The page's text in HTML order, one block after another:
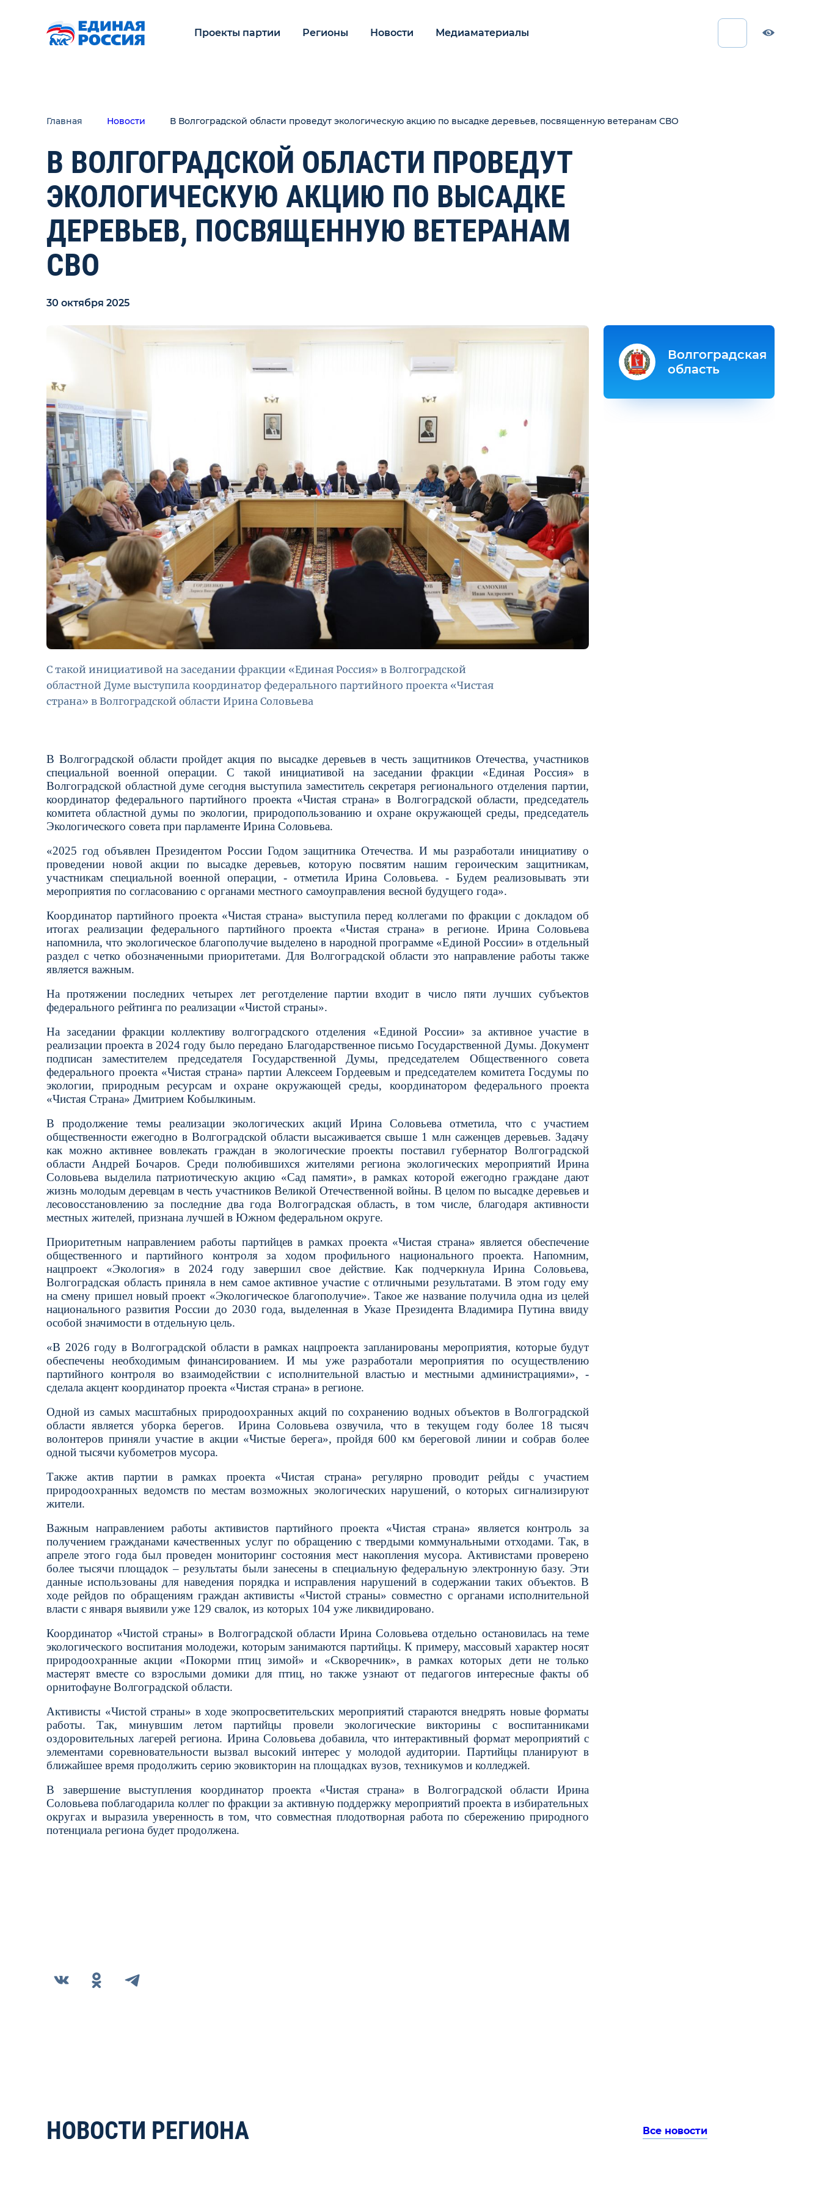
Проекты партии Регионы Новости Медиаматериалы
Главная Новости В Волгоградской области проведут экологическую акцию по высадке деревьев, посвященную ветеранам СВО
В ВОЛГОГРАДСКОЙ ОБЛАСТИ ПРОВЕДУТ
ЭКОЛОГИЧЕСКУЮ АКЦИЮ ПО ВЫСАДКЕ
ДЕРЕВЬЕВ, ПОСВЯЩЕННУЮ ВЕТЕРАНАМ
СВО
30 октября 2025
С такой инициативой на заседании фракции «Единая Россия» в Волгоградской
областной Думе выступила координатор федерального партийного проекта «Чистая
страна» в Волгоградской области Ирина Соловьева
В Волгоградской области пройдет акция по высадке деревьев в честь защитников Отечества, участников
специальной военной операции. С такой инициативой на заседании фракции «Единая Россия» в
Волгоградской областной думе сегодня выступила заместитель секретаря регионального отделения партии,
координатор федерального партийного проекта «Чистая страна» в Волгоградской области, председатель
комитета областной думы по экологии, природопользованию и охране окружающей среды, председатель
Экологического совета при парламенте Ирина Соловьева.
«2025 год объявлен Президентом России Годом защитника Отечества. И мы разработали инициативу о
проведении новой акции по высадке деревьев, которую посвятим нашим героическим защитникам,
участникам специальной военной операции, - отметила Ирина Соловьева. - Будем реализовывать эти
мероприятия по согласованию с органами местного самоуправления весной будущего года».
Координатор партийного проекта «Чистая страна» выступила перед коллегами по фракции с докладом об
итогах реализации федерального партийного проекта «Чистая страна» в регионе. Ирина Соловьева
напомнила, что экологическое благополучие выделено в народной программе «Единой России» в отдельный
раздел с четко обозначенными приоритетами. Для Волгоградской области это направление работы также
является важным.
На протяжении последних четырех лет реготделение партии входит в число пяти лучших субъектов
федерального рейтинга по реализации «Чистой страны».
На заседании фракции коллективу волгоградского отделения «Единой России» за активное участие в
реализации проекта в 2024 году было передано Благодарственное письмо Государственной Думы. Документ
подписан заместителем председателя Государственной Думы, председателем Общественного совета
федерального проекта «Чистая страна» партии Алексеем Гордеевым и председателем комитета Госдумы по
экологии, природным ресурсам и охране окружающей среды, координатором федерального проекта
«Чистая Страна» Дмитрием Кобылкиным.
В продолжение темы реализации экологических акций Ирина Соловьева отметила, что с участием
общественности ежегодно в Волгоградской области высаживается свыше 1 млн саженцев деревьев. Задачу
как можно активнее вовлекать граждан в экологические проекты поставил губернатор Волгоградской
области Андрей Бочаров. Среди полюбившихся жителями региона экологических мероприятий Ирина
Соловьева выделила патриотическую акцию «Сад памяти», в рамках которой ежегодно граждане дают
жизнь молодым деревцам в честь участников Великой Отечественной войны. В целом по высадке деревьев и
лесовосстановлению за последние два года Волгоградская область, в том числе, благодаря активности
местных жителей, признана лучшей в Южном федеральном округе.
Приоритетным направлением работы партийцев в рамках проекта «Чистая страна» является обеспечение
общественного и партийного контроля за ходом профильного национального проекта. Напомним,
нацпроект «Экология» в 2024 году завершил свое действие. Как подчеркнула Ирина Соловьева,
Волгоградская область приняла в нем самое активное участие с отличными результатами. В этом году ему
на смену пришел новый проект «Экологическое благополучие». Такое же название получила одна из целей
национального развития России до 2030 года, выделенная в Указе Президента Владимира Путина ввиду
особой значимости в отдельную цель.
«В 2026 году в Волгоградской области в рамках нацпроекта запланированы мероприятия, которые будут
обеспечены необходимым финансированием. И мы уже разработали мероприятия по осуществлению
партийного контроля во взаимодействии с исполнительной властью и местными администрациями», -
сделала акцент координатор проекта «Чистая страна» в регионе.
Одной из самых масштабных природоохранных акций по сохранению водных объектов в Волгоградской
области является уборка берегов.
Ирина Соловьева озвучила, что в текущем году более 18 тысяч
волонтеров приняли участие в акции «Чистые берега», пройдя 600 км береговой линии и собрав более
одной тысячи кубометров мусора.
Также актив партии в рамках проекта «Чистая страна» регулярно проводит рейды с участием
природоохранных ведомств по местам возможных экологических нарушений, о которых сигнализируют
жители.
Важным направлением работы активистов партийного проекта «Чистая страна» является контроль за
получением гражданами качественных услуг по обращению с твердыми коммунальными отходами. Так, в
апреле этого года был проведен мониторинг состояния мест накопления мусора. Активистами проверено
более тысячи площадок – результаты были занесены в специальную федеральную электронную базу. Эти
данные использованы для наведения порядка и исправления нарушений в содержании таких объектов. В
ходе рейдов по обращениям граждан активисты «Чистой страны» совместно с органами исполнительной
власти с января выявили уже 129 свалок, из которых 104 уже ликвидировано.
Координатор «Чистой страны» в Волгоградской области Ирина Соловьева отдельно остановилась на теме
экологического воспитания молодежи, которым занимаются партийцы. К примеру, массовый характер носят
природоохранные акции «Покорми птиц зимой» и «Скворечник», в рамках которых дети не только
мастерят вместе со взрослыми домики для птиц, но также узнают от педагогов интересные факты об
орнитофауне Волгоградской области.
Активисты «Чистой страны» в ходе экопросветительских мероприятий стараются внедрять новые форматы
работы. Так, минувшим летом партийцы провели экологические викторины с воспитанниками
оздоровительных лагерей региона. Ирина Соловьева добавила, что интерактивный формат мероприятий с
элементами соревновательности вызвал высокий интерес у молодой аудитории. Партийцы планируют в
ближайшее время продолжить серию эковикторин на площадках вузов, техникумов и колледжей.
В завершение выступления координатор проекта «Чистая страна» в Волгоградской области Ирина
Соловьева поблагодарила коллег по фракции за активную поддержку мероприятий проекта в избирательных
округах и выразила уверенность в том, что совместная плодотворная работа по сбережению природного
потенциала региона будет продолжена.
Волгоградская
область
НОВОСТИ РЕГИОНА Все новости